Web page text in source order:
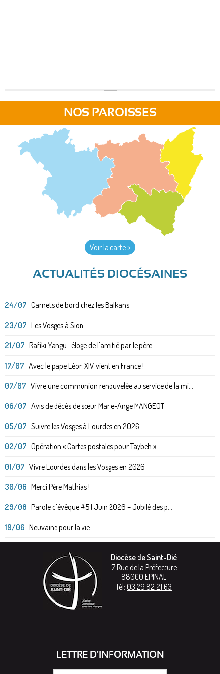
NOS PAROISSES
Voir la carte >
ACTUALITÉS DIOCÉSAINES
24/07 Carnets de bord chez les Balkans
23/07 Les Vosges à Sion
21/07 Rafiki Yangu : éloge de l'amitié par le père...
17/07 Avec le pape Léon XIV vient en France !
07/07 Vivre une communion renouvelée au service de la mi...
06/07 Avis de décès de sœur Marie-Ange MANGEOT
05/07 Suivre les Vosges à Lourdes en 2026
02/07 Opération « Cartes postales pour Taybeh »
01/07 Vivre Lourdes dans les Vosges en 2026
30/06 Merci Père Mathias !
29/06 Parole d'évêque #5 | Juin 2026 – Jubilé des p...
19/06 Neuvaine pour la vie
Diocèse de Saint-Dié
7 Rue de la Préfecture
88000 EPINAL
Tél: 03 29 82 21 63
LETTRE D'INFORMATION